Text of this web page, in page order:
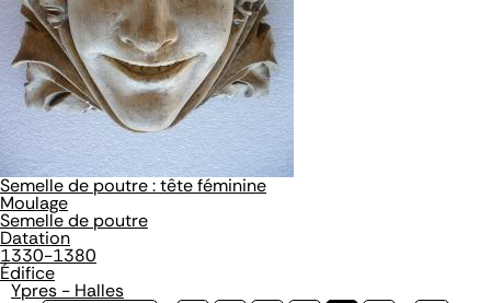
Semelle de poutre : tête féminine
Moulage
Semelle de poutre
Datation
1330-1380
Édifice
Ypres - Halles